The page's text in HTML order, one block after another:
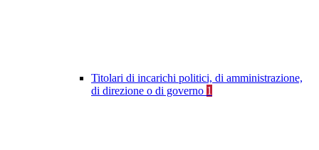
Titolari di incarichi politici, di amministrazione,
di direzione o di governo 1